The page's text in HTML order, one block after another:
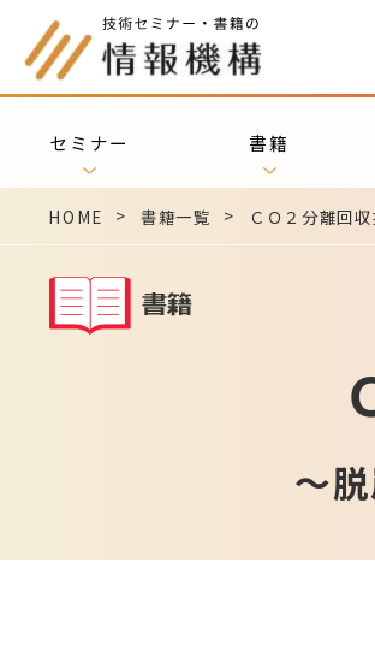
セミナー 書籍
HOME 書籍一覧 ＣＯ２分離回
～